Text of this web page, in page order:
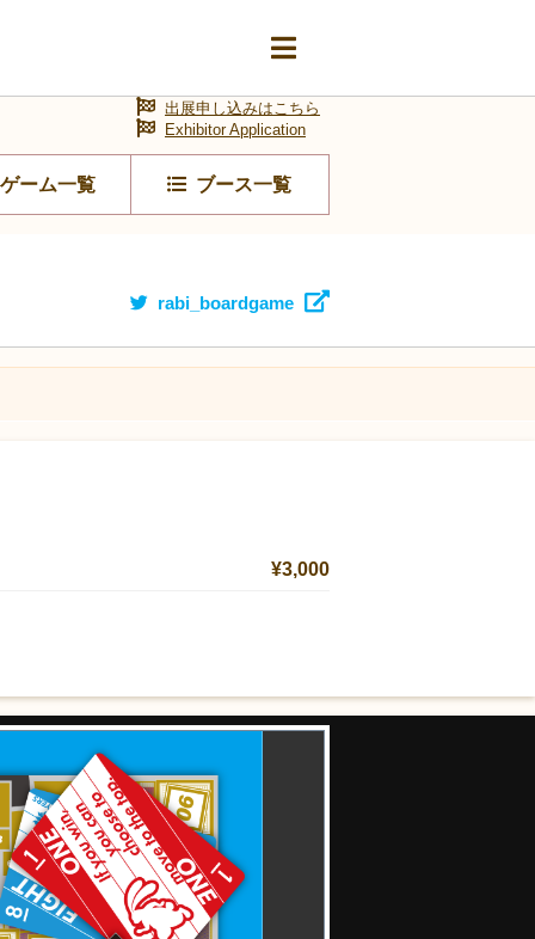
ゲーム一覧 ブース一覧
出展申し込みはこちら
Exhibitor Application
rabi_boardgame
¥3,000